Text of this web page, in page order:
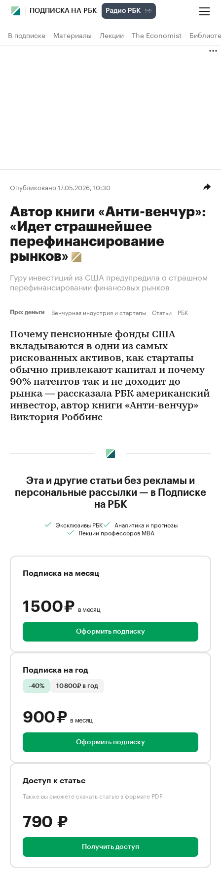
ПОДПИСКА НА РБК
В подписке Материалы Лекции The Economist
Опубликовано 17.05.2026, 10:30
Автор книги «Анти-венчур»:
«Идет страшнейшее
перефинансирование
рынков»
Гуру инвестиций из США предупредила о страшном
перефинансировании финансовых рынков
Про: деньги Венчурная индустрия и стартапы Статьи РБК
Почему пенсионные фонды США
вкладываются в одни из самых
рискованных активов, как стартапы
обычно привлекают капитал и почему
90% патентов так и не доходит до
рынка — рассказала РБК американский
инвестор, автор книги «Анти-венчур»
Виктория Роббинс
Эта и другие статьи без рекламы и
персональные рассылки — в Подписке
на РБК
Эксклюзивы РБК
Аналитика и прогнозы
Лекции профессоров MBA
Подписка на месяц
1 500 ₽ в месяц
Оформить подписку
Подписка на год
-40% 10 800₽ в год
900 ₽ в месяц
Оформить подписку
Доступ к статье
Также вы сможете скачать статью в формате PDF
790 ₽
Получить доступ